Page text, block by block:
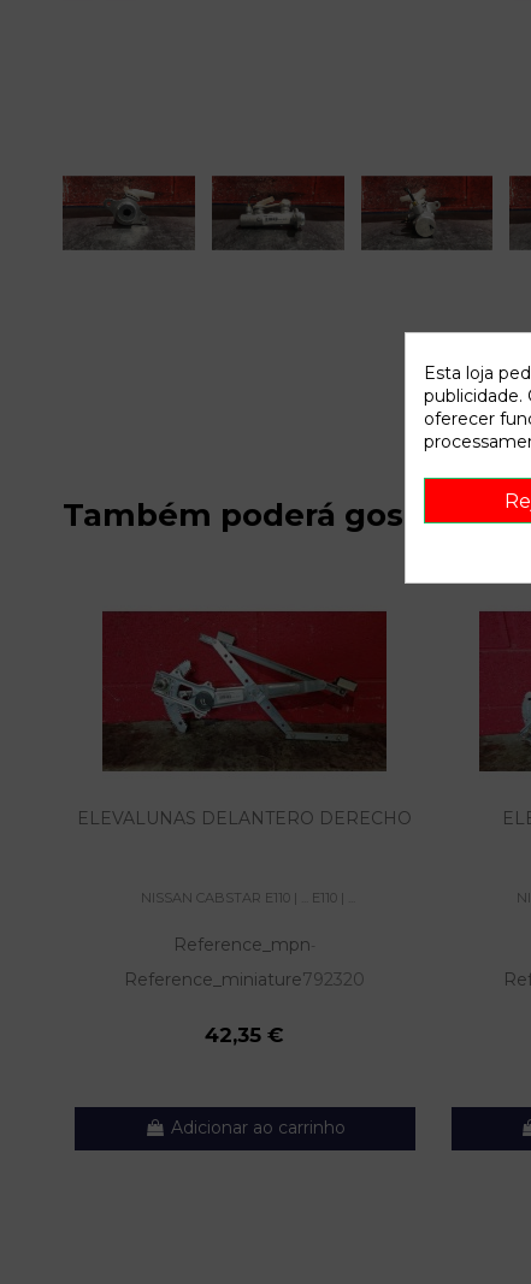
Também poderá gostar
ELEVALUNAS DELANTERO DERECHO
NISSAN CABSTAR E110 | ... E110 | ...
Reference_mpn-
Reference_miniature792320
42,35 €
Adicionar ao carrinho
Esta loja
publicidade.
oferecer